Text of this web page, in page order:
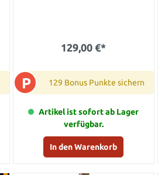
129,00 €*
P 129 Bonus Punkte sichern
Artikel ist sofort ab Lager
verfügbar.
In den Warenkorb